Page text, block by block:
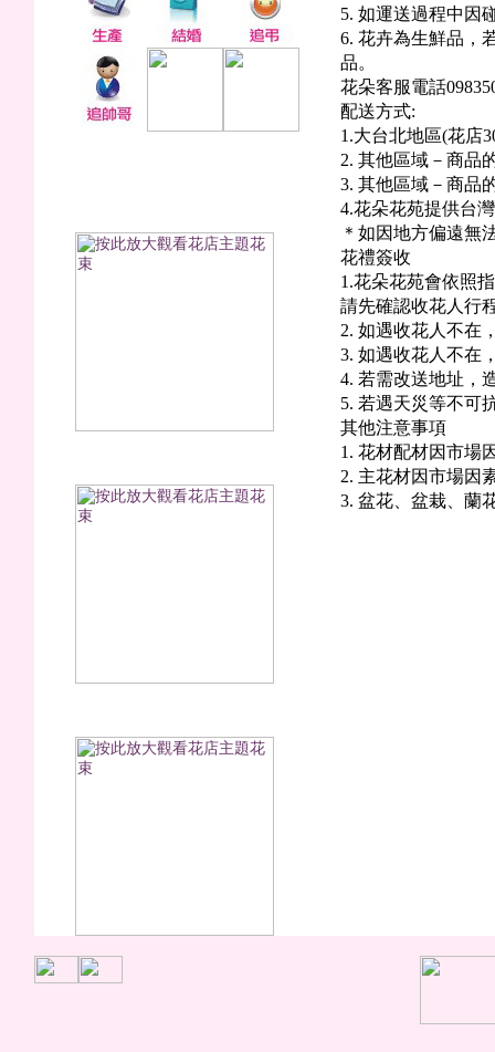
5. 如運送過程中因
6. 花卉為生鮮品，
品。
花朵客服電話
配送方式:
1.大台北地區(花店
2. 其他區域－商品
3. 其他區域－商品
4.花朵花苑提供台
＊如因地方偏遠無
花禮簽收
1.花朵花苑會依照
請先確認收花人行
2. 如遇收花人不在
3. 如遇收花人不在
4. 若需改送地址，
5. 若遇天災等不可
其他注意事項
1. 花材配材因市場
2. 主花材因市場因
3. 盆花、盆栽、蘭